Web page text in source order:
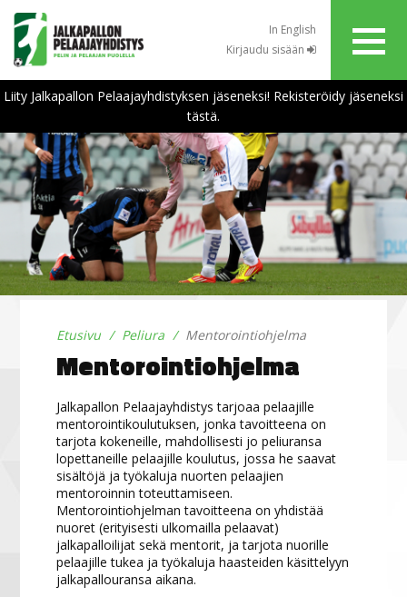
In English
Kirjaudu sisään
Liity Jalkapallon Pelaajayhdistyksen jäseneksi! Rekisteröidy jäseneksi
tästä.
Etusivu Peliura Mentorointiohjelma
Mentorointiohjelma
Jalkapallon Pelaajayhdistys tarjoaa pelaajille
mentorointikoulutuksen, jonka tavoitteena on
tarjota kokeneille, mahdollisesti jo peliuransa
lopettaneille pelaajille koulutus, jossa he saavat
sisältöjä ja työkaluja nuorten pelaajien
mentoroinnin toteuttamiseen.
Mentorointiohjelman tavoitteena on yhdistää
nuoret (erityisesti ulkomailla pelaavat)
jalkapalloilijat sekä mentorit, ja tarjota nuorille
pelaajille tukea ja työkaluja haasteiden käsittelyyn
jalkapallouransa aikana.